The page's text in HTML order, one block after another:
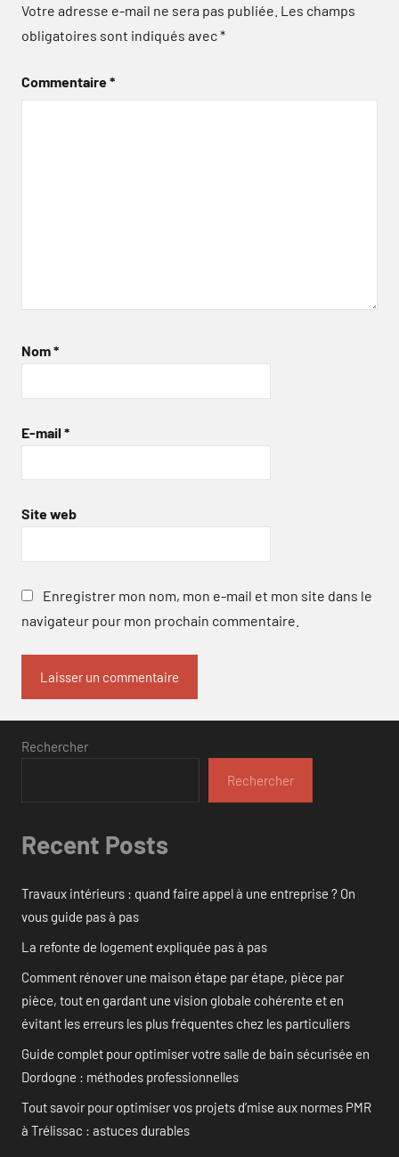
Votre adresse e-mail ne sera pas publiée. Les champs
obligatoires sont indiqués avec*
Commentaire*
Nom*
E-mail *
Site web
Enregistrer mon nom, mon e-mail et mon site dans le
navigateur pour mon prochain commentaire.
Rechercher
Rechercher
Recent Posts
Travaux intérieurs : quand faire appel à une entreprise ? On
vous guide pas à pas
La refonte de logement expliquée pas à pas
Comment rénover une maison étape par étape, pièce par
pièce, tout en gardant une vision globale cohérente et en
évitant les erreurs les plus fréquentes chez les particuliers
Guide complet pour optimiser votre salle de bain sécurisée en
Dordogne : méthodes professionnelles
Tout savoir pour optimiser vos projets d’mise aux normes PMR
à Trélissac : astuces durables